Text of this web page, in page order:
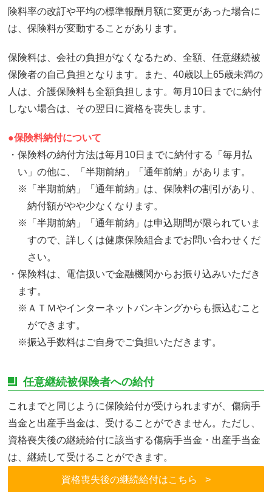
険料率の改訂や平均の標準報酬月額に変更があった場合に
は、保険料が変動することがあります。
保険料は、会社の負担がなくなるため、全額、任意継続被
保険者の自己負担となります。また、40歳以上65歳未満の
人は、介護保険料も全額負担します。毎月10日までに納付
しない場合は、その翌日に資格を喪失します。
●保険料納付について
・保険料の納付方法は毎月10日までに納付する「毎月払
い」の他に、「半期前納」「通年前納」があります。
※「半期前納」「通年前納」は、保険料の割引があり、
納付額がやや少なくなります。
※「半期前納」「通年前納」は申込期間が限られていま
すので、詳しくは健康保険組合までお問い合わせくだ
さい。
・保険料は、電信扱いで金融機関からお振り込みいただき
ます。
※ＡＴＭやインターネットバンキングからも振込むこと
ができます。
※振込手数料はご自身でご負担いただきます。
任意継続被保険者への給付
これまでと同じように保険給付が受けられますが、傷病手
当金と出産手当金は、受けることができません。ただし、
資格喪失後の継続給付に該当する傷病手当金・出産手当金
は、継続して受けることができます。
資格喪失後の継続給付はこちら >